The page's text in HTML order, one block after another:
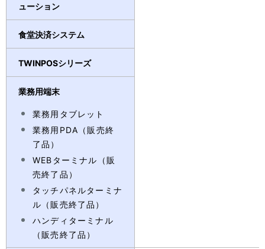
ューション
食堂決済システム
TWINPOSシリーズ
業務用端末
業務用タブレット
業務用PDA（販売終
了品）
WEBターミナル（販
売終了品）
タッチパネルターミナ
ル（販売終了品）
ハンディターミナル
（販売終了品）